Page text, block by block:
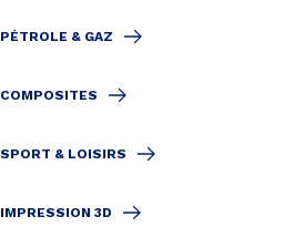
PÉTROLE & GAZ
COMPOSITES
SPORT & LOISIRS
IMPRESSION 3D